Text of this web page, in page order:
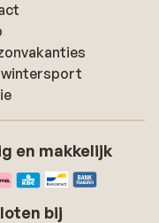
wintersport
en makkelijk
bij